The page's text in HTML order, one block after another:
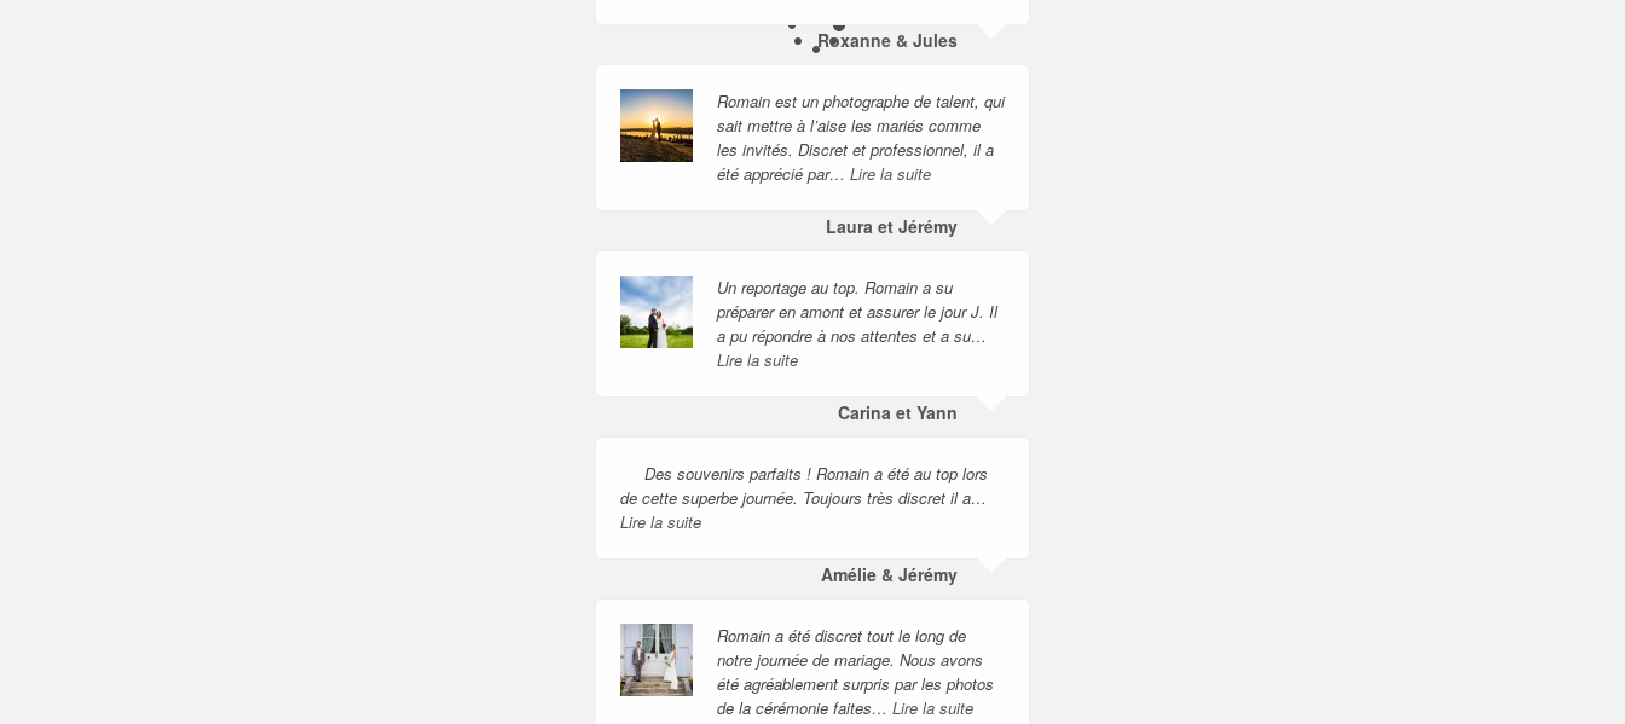
Roxanne & Jules
Romain est un photographe de talent, qui
sait mettre à l’aise les mariés comme
les invités. Discret et professionnel, il a
été apprécié par… Lire la suite
Laura et Jérémy
Un reportage au top. Romain a su
préparer en amont et assurer le jour J. Il
a pu répondre à nos attentes et a su…
Lire la suite
Carina et Yann
Des souvenirs parfaits ! Romain a été au top lors
de cette superbe journée. Toujours très discret il a…
Lire la suite
Amélie & Jérémy
Romain a été discret tout le long de
notre journée de mariage. Nous avons
été agréablement surpris par les photos
de la cérémonie faites… Lire la suite